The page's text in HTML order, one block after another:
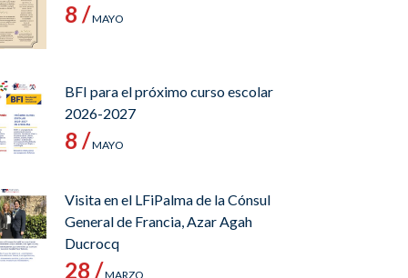
8 /MAYO
BFI para el próximo curso escolar
2026-2027
8 /MAYO
Visita en el LFiPalma de la Cónsul
General de Francia, Azar Agah
Ducrocq
28 /MARZO